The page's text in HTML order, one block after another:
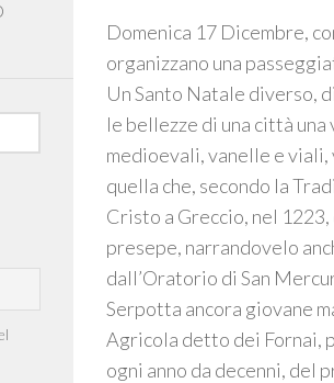
Domenica 17 Dicembre,
organizzano una
Un Santo Natale diverso,
le bellezze di una città
medioevali, vanelle e viali,
quella che, secondo la
Cristo a Greccio, nel
presepe, narrandovelo
dall’Oratorio di San
Serpotta ancora giovane
Agricola detto dei Fornai,
ogni anno da decenni, del